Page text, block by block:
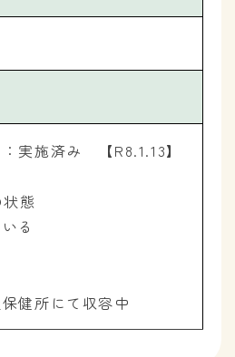
実施済み 【R8.1.13】
態
る
健所にて収容中